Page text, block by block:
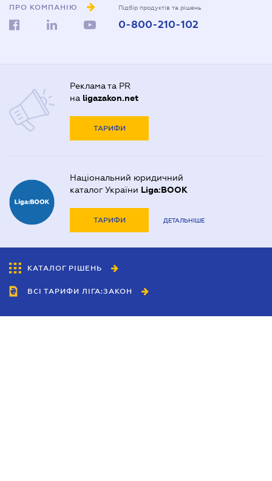
ПРО КОМПАНІЮ Підбір продуктів та рішень
0-800-210-102
Реклама та PR
на ligazakon.net
ТАРИФИ
Національний юридичний
каталог України Liga:BOOK
ТАРИФИ ДЕТАЛЬНІШЕ
КАТАЛОГ РІШЕНЬ
ВСІ ТАРИФИ ЛІГА:ЗАКОН